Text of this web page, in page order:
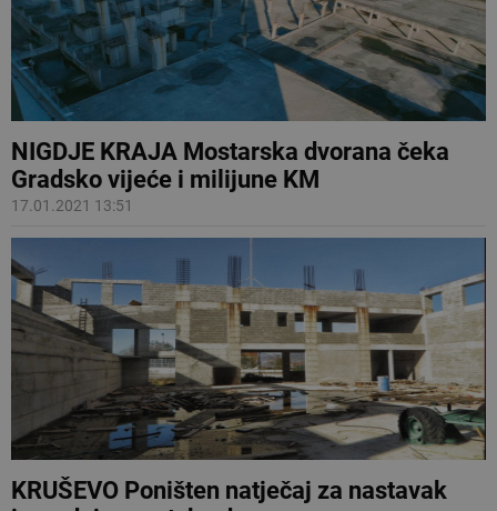
NIGDJE KRAJA Mostarska dvorana čeka
Gradsko vijeće i milijune KM
17.01.2021 13:51
KRUŠEVO Poništen natječaj za nastavak